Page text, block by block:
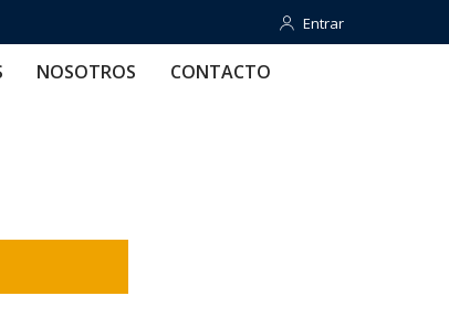
Entrar
Entrar
NOSOTROS CONTACTO